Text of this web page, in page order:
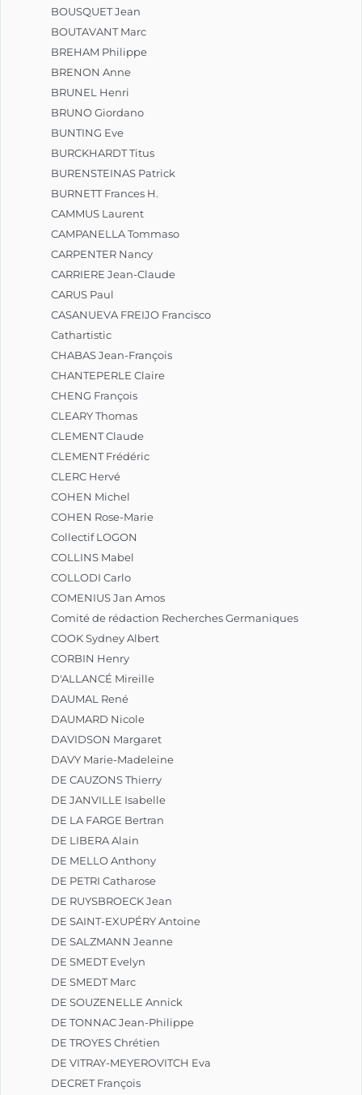
BOUSQUET Jean
BOUTAVANT Marc
BREHAM Philippe
BRENON Anne
BRUNEL Henri
BRUNO Giordano
BUNTING Eve
BURCKHARDT Titus
BURENSTEINAS Patrick
BURNETT Frances H.
CAMMUS Laurent
CAMPANELLA Tommaso
CARPENTER Nancy
CARRIERE Jean-Claude
CARUS Paul
CASANUEVA FREIJO Francisco
Cathartistic
CHABAS Jean-François
CHANTEPERLE Claire
CHENG François
CLEARY Thomas
CLEMENT Claude
CLEMENT Frédéric
CLERC Hervé
COHEN Michel
COHEN Rose-Marie
Collectif LOGON
COLLINS Mabel
COLLODI Carlo
COMENIUS Jan Amos
Comité de rédaction Recherches Germaniques
COOK Sydney Albert
CORBIN Henry
D'ALLANCÉ Mireille
DAUMAL René
DAUMARD Nicole
DAVIDSON Margaret
DAVY Marie-Madeleine
DE CAUZONS Thierry
DE JANVILLE Isabelle
DE LA FARGE Bertran
DE LIBERA Alain
DE MELLO Anthony
DE PETRI Catharose
DE RUYSBROECK Jean
DE SAINT-EXUPÉRY Antoine
DE SALZMANN Jeanne
DE SMEDT Evelyn
DE SMEDT Marc
DE SOUZENELLE Annick
DE TONNAC Jean-Philippe
DE TROYES Chrétien
DE VITRAY-MEYEROVITCH Eva
DECRET François